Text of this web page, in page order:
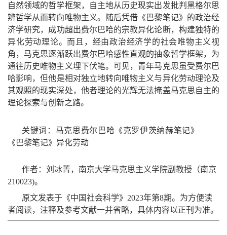
自然领域的哲学框架，
自主地从历史现实出发批判黑格尔思
辨哲学从而转向唯物主义。
随后凭借《巴黎笔记》的政治经
济学研究， 成功超出费尔巴哈的宗教异化论断， 构建独特的
异化劳动理论。 而且 ， 经由政治经济学的社会唯物主义视
角 ， 马克思逐渐跃出费尔巴哈感性直观的抽象哲学框架， 为
通往历史唯物主义埋下伏笔。 可见， 青年马克思虽受费尔巴
哈影响，但他是相对独立地转向唯物主义与异化劳动理论及
其观照的现实深处， 他者理论的光辉无法掩盖马克思自主的
理论探索与创新之路。
关键词 ： 马克思费尔巴哈《克罗伊茨纳赫笔记》
《巴黎笔记》异化劳动
作者： 刘冰菁， 南京大学马克思主义学院副教授（南京
210023)。
原文发表于《中国社会科学》 2023年第8期。 为方便读
者阅读， 注释及参考文献一并省略， 具体内容以正刊为准。